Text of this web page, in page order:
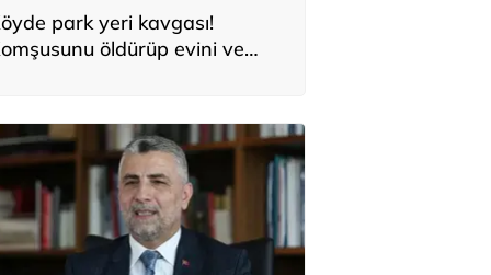
park yeri kavgası!
öldürüp evini ve